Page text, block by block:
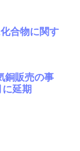
合物に関す
銅販売の事
延期